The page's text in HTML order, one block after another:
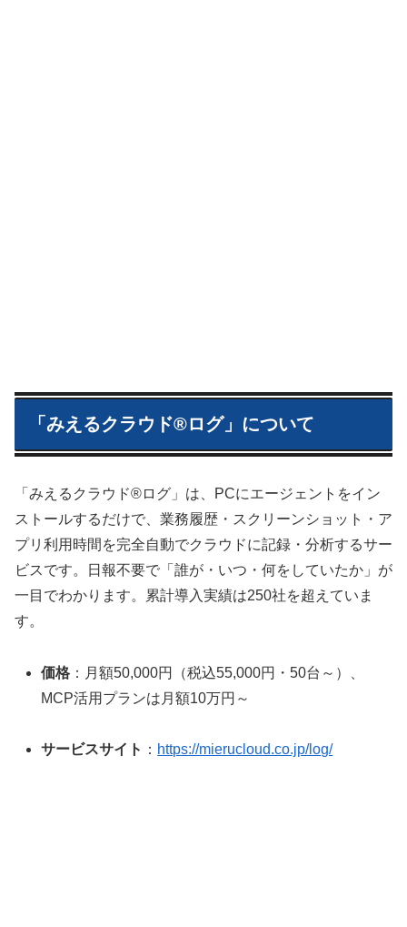
「みえるクラウド®ログ」について
「みえるクラウド®ログ」は、PCにエージェントをイン
ストールするだけで、業務履歴・スクリーンショット・ア
プリ利用時間を完全自動でクラウドに記録・分析するサー
ビスです。日報不要で「誰が・いつ・何をしていたか」が
一目でわかります。累計導入実績は250社を超えていま
す。
価格 ：月額50,000円（税込55,000円・50台～）、
MCP活用プランは月額10万円～
サービスサイト ： https://mierucloud.co.jp/log/